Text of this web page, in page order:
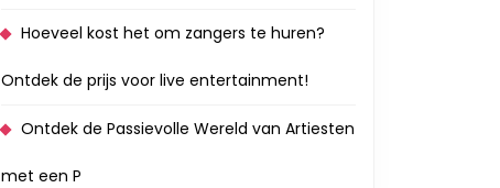
Hoeveel kost het om zangers te huren?
Ontdek de prijs voor live entertainment!
Ontdek de Passievolle Wereld van Artiesten
met een P